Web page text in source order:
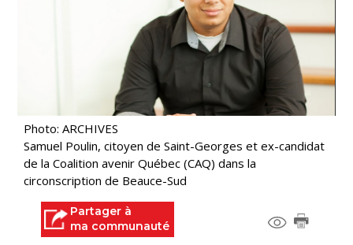
Photo: ARCHIVES
Samuel Poulin, citoyen de Saint-Georges et ex-candidat
de la Coalition avenir Québec (CAQ) dans la
circonscription de Beauce-Sud
Partager à
ma communauté